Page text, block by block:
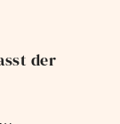
der